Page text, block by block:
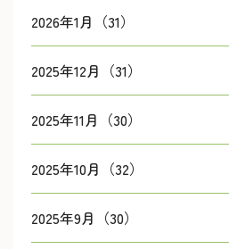
2026年1月（31）
2025年12月（31）
2025年11月（30）
2025年10月（32）
2025年9月（30）